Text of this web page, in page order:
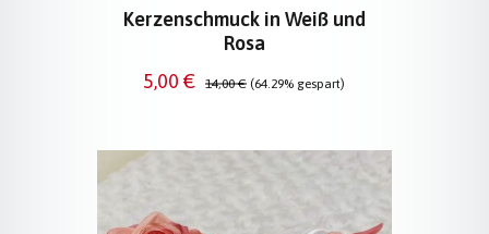
Kerzenschmuck in Weiß und
Rosa
Verkaufspreis:
5,00 € Regulärer Preis:
14,00 € (64.29% gespart)